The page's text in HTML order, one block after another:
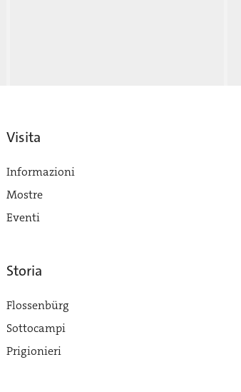
Visita
Informazioni
Mostre
Eventi
Storia
Flossenbürg
Sottocampi
Prigionieri